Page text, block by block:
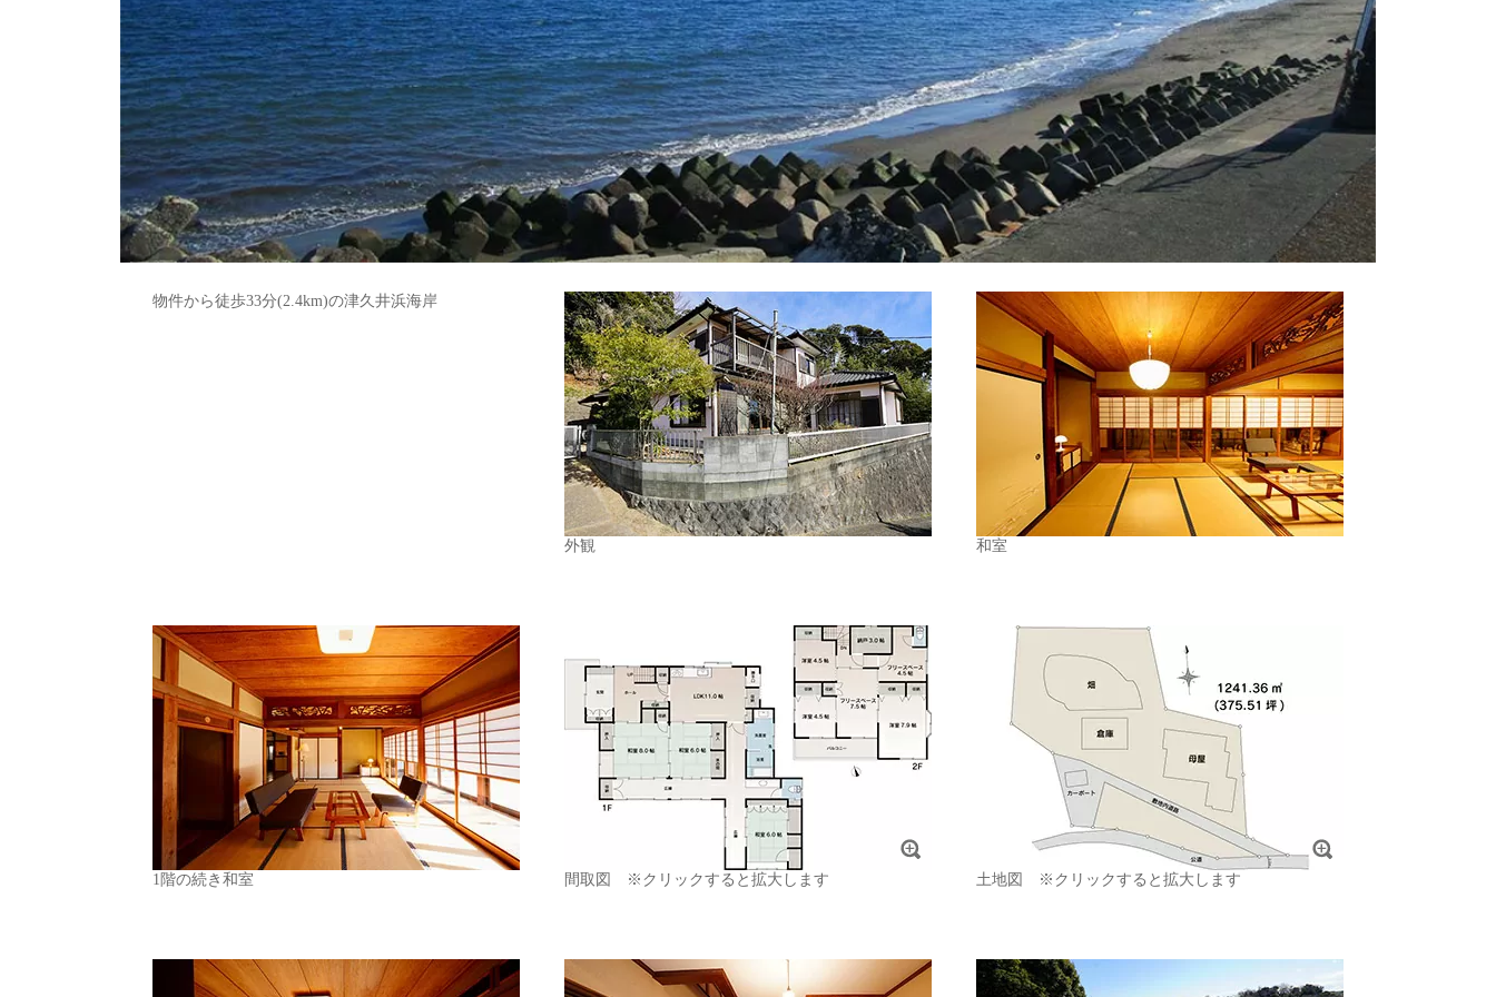
物件から徒歩33分(2.4km)の津久井浜海岸
外観 和室
1階の続き和室 間取図 ※クリックすると拡大します 土地図 ※クリックすると拡大します